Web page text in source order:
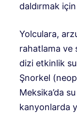
daldırmak
Yolculara,
rahatlama ve
dizi etkinlik
Şnorkel
Meksika’da
kanyonlarda